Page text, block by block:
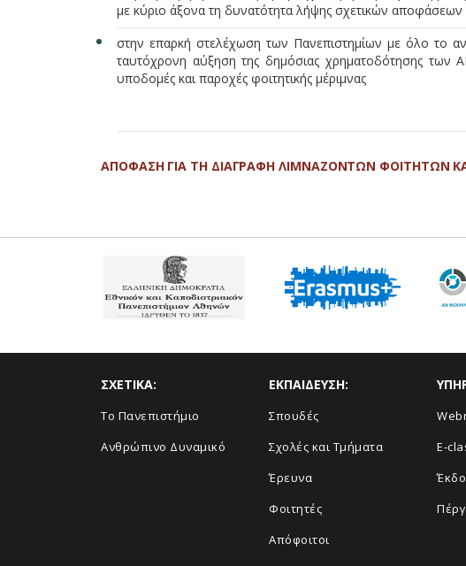
με κύριο άξονα τη δυνατότητα λήψης σχετικών
στην επαρκή στελέχωση των Πανεπιστημίων με όλο το
ταυτόχρονη αύξηση της δημόσιας χρηματοδότησης των
υποδομές και παροχές φοιτητικής μέριμνας
ΑΠΟΦΑΣΗ ΓΙΑ ΤΗ ΔΙΑΓΡΑΦΗ ΛΙΜΝΑΖΟΝΤΩΝ ΦΟΙΤΗΤΩΝ
ΣΧΕΤΙΚΑ:
Το Πανεπιστήμιο
Ανθρώπινο Δυναμικό
ΕΚΠΑΙΔΕΥΣΗ:
Σπουδές
Σχολές και Τμήματα
Έρευνα
Φοιτητές
Απόφοιτοι
E-